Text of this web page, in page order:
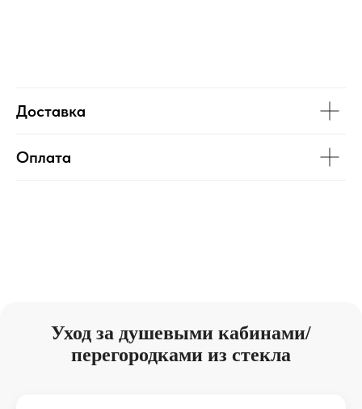
Доставка
Оплата
Уход за душевыми кабинами/
перегородками из стекла